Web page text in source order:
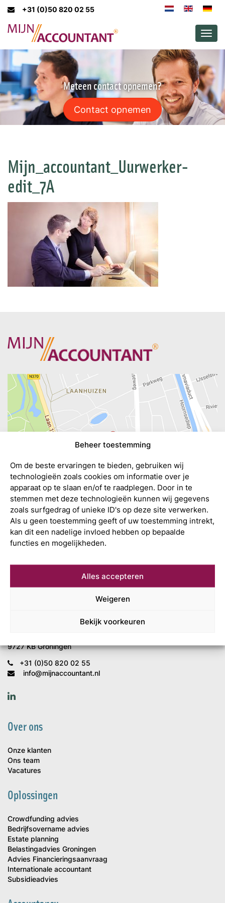
Beheer toestemming
Om de beste ervaringen te bieden, gebruiken wij
technologieën zoals cookies om informatie over je
apparaat op te slaan en/of te raadplegen. Door in te
stemmen met deze technologieën kunnen wij gegevens
zoals surfgedrag of unieke ID's op deze site verwerken.
Als u geen toestemming geeft of uw toestemming intrekt,
kan dit een nadelige invloed hebben op bepaalde
functies en mogelijkheden.
Alles accepteren
Weigeren
Bekijk voorkeuren
+31 (0)50 820 02 55
Meteen contact opnemen?
Contact opnemen
Mijn_accountant_Uurwerker-
edit_7A
Wat is uw
9727 KB Groningen
+31 (0)50 820 02 55
info@mijnaccountant.nl
Over ons
Onze klanten
Ons team
Vacatures
Oplossingen
Crowdfunding advies
Bedrijfsovername advies
Estate planning
Belastingadvies Groningen
Advies Financieringsaanvraag
Internationale accountant
Subsidieadvies